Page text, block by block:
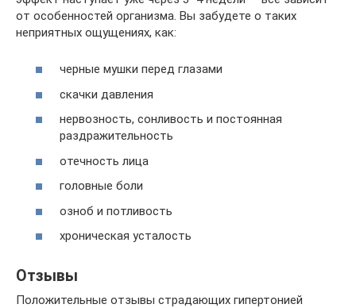
от особенностей организма. Вы забудете о таких
неприятных ощущениях, как:
черные мушки перед глазами
скачки давления
нервозность, сонливость и постоянная
раздражительность
отечность лица
головные боли
озноб и потливость
хроническая усталость
Отзывы
Положительные отзывы страдающих гипертонией